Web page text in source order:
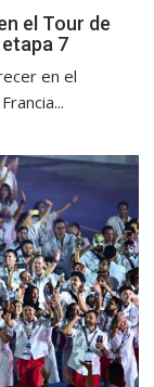
el Tour de
7
en el